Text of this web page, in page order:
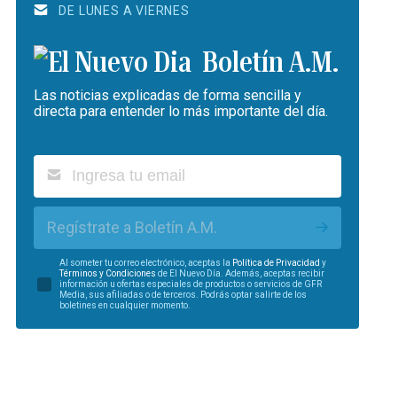
DE LUNES A VIERNES
Boletín A.M.
Las noticias explicadas de forma sencilla y
directa para entender lo más importante del día.
Regístrate a Boletín A.M.
Al someter tu correo electrónico, aceptas la Política de Privacidad y
Términos y Condiciones de El Nuevo Día. Además, aceptas recibir
información u ofertas especiales de productos o servicios de GFR
Media, sus afiliadas o de terceros. Podrás optar salirte de los
boletines en cualquier momento.